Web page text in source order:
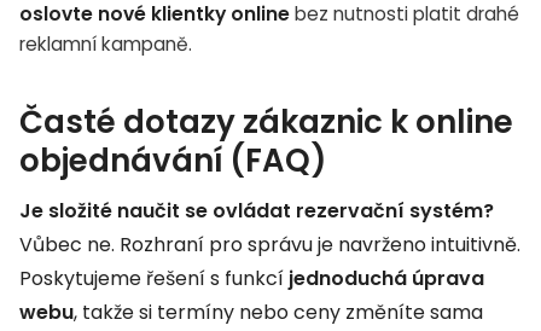
oslovte nové klientky onlinebez nutnosti platit drahé
reklamní kampaně.
Časté dotazy zákaznic k online
objednávání (FAQ)
Je složité naučit se ovládat rezervační systém?
Vůbec ne. Rozhraní pro správu je navrženo intuitivně.
Poskytujeme řešení s funkcí jednoduchá úprava
webu, takže si termíny nebo ceny změníte sama